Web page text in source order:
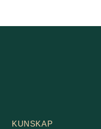
KUNSKAP